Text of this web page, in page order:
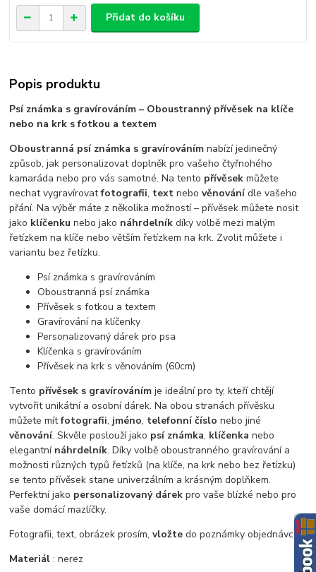
Přidat do košíku
Popis produktu
Psí známka s gravírováním – Oboustranný přívěsek na klíče
nebo na krk s fotkou a textem
Oboustranná psí známka s gravírováním nabízí jedinečný
způsob, jak personalizovat doplněk pro vašeho čtyřnohého
kamaráda nebo pro vás samotné. Na tento přívěsek můžete
nechat vygravírovatfotografii, text nebověnovánídle vašeho
přání. Na výběr máte z několika možností – přívěsek můžete nosit
jako klíčenku nebo jako náhrdelník díky volbě mezi malým
řetízkem na klíče nebo větším řetízkem na krk. Zvolit můžete i
variantu bez řetízku.
Psí známka s gravírováním
Oboustranná psí známka
Přívěsek s fotkou a textem
Gravírování na klíčenky
Personalizovaný dárek pro psa
Klíčenka s gravírováním
Přívěsek na krk s věnováním (60cm)
Tento přívěsek s gravírováním je ideální pro ty, kteří chtějí
vytvořit unikátní a osobní dárek. Na obou stranách přívěsku
můžete mítfotografii, jméno, telefonní číslo nebo jiné
věnování. Skvěle poslouží jako psí známka, klíčenka nebo
elegantní náhrdelník. Díky volbě oboustranného gravírování a
možnosti různých typů řetízků (na klíče, na krk nebo bez řetízku)
se tento přívěsek stane univerzálním a krásným doplňkem.
Perfektní jako personalizovaný dárek pro vaše blízké nebo pro
vaše domácí mazlíčky.
Fotografii, text, obrázek prosím,vložtedo poznámky objednávce.
Materiál: nerez